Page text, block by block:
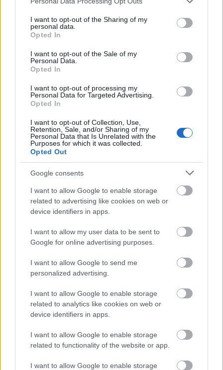
not limited to your visit or usage behaviour. You may click to
grant or deny consent to Google and its third-party tags to
use your data for below specified purposes in below Google
consent section.
I want to opt-out of the Sharing of my
personal data.
Opted In
I want to opt-out of the Sale of my
Personal Data.
Opted In
I want to opt-out of processing my
Personal Data for Targeted Advertising.
Opted In
I want to opt-out of Collection, Use,
Retention, Sale, and/or Sharing of my
Personal Data that Is Unrelated with the
Purposes for which it was collected.
Opted Out
Google consents
I want to allow Google to enable storage
related to advertising like cookies on web or
device identifiers in apps.
I want to allow my user data to be sent to
Google for online advertising purposes.
I want to allow Google to send me
personalized advertising.
I want to allow Google to enable storage
related to analytics like cookies on web or
device identifiers in apps.
I want to allow Google to enable storage
related to functionality of the website or app.
I want to allow Google to enable storage
Adjon nevet az új
szuperszámítógépnek!
| 2014.11.03 18:55
| 2014.09.23 17:30
Amit megosztasz, azzá leszel
Beszáll Watson a genomikai
orvoslásba
Üzlet| 2014.01.23 15:00
Group-ot
Tech| 2014.01.16 12:09
IBM launches business unit to
make Watson a moneymaker
Tanuló gépek formálják majd
mindennapjainkat
Tech | 2013.12.20 16:50
Tech| 2013.12.05 18:48